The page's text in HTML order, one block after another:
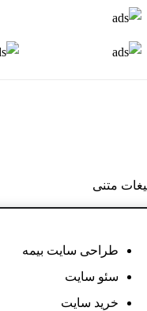
متنی
طراحی سایت بیمه
سئو سایت
خرید سایت